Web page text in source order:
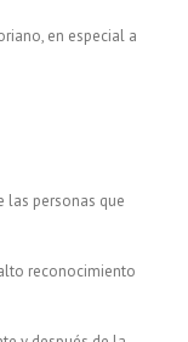
en especial a
las personas que
reconocimiento